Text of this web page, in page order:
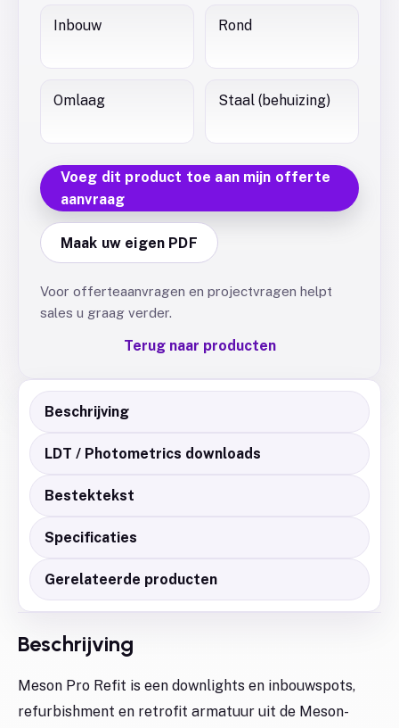
Inbouw Rond
Omlaag Staal (behuizing)
Voeg dit product toe aan mijn offerte
aanvraag
Maak uw eigen PDF
Voor offerteaanvragen en projectvragen helpt
sales u graag verder.
Terug naar producten
Beschrijving
LDT / Photometrics downloads
Bestektekst
Specificaties
Gerelateerde producten
Beschrijving
Meson Pro Refit is een downlights en inbouwspots,
refurbishment en retrofit armatuur uit de Meson-